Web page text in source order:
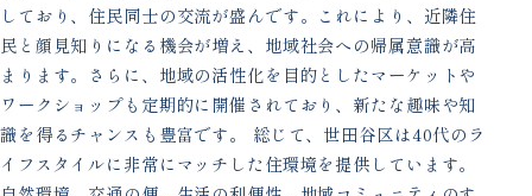
しており、住民同士の交流が盛んです。これにより、近隣住
民と顔見知りになる機会が増え、地域社会への帰属意識が高
まります。さらに、地域の活性化を目的としたマーケットや
ワークショップも定期的に開催されており、新たな趣味や知
識を得るチャンスも豊富です。 総じて、世田谷区は40代のラ
イフスタイルに非常にマッチした住環境を提供しています。